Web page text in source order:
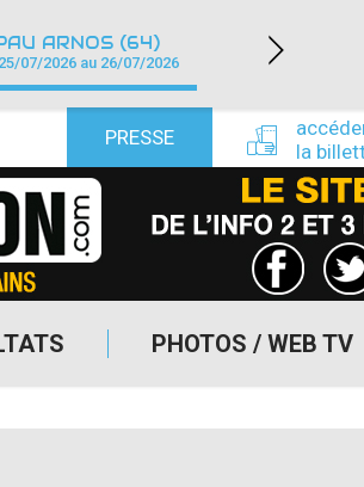
PHOTOS / WEB TV
PRESSE
la
ARNOS (64)
07/2026 au 26/07/2026 du 22/